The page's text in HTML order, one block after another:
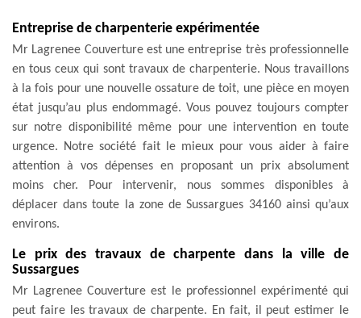
Entreprise de charpenterie expérimentée
Mr Lagrenee Couverture est une entreprise très professionnelle
en tous ceux qui sont travaux de charpenterie. Nous travaillons
à la fois pour une nouvelle ossature de toit, une pièce en moyen
état jusqu’au plus endommagé. Vous pouvez toujours compter
sur notre disponibilité même pour une intervention en toute
urgence. Notre société fait le mieux pour vous aider à faire
attention à vos dépenses en proposant un prix absolument
moins cher. Pour intervenir, nous sommes disponibles à
déplacer dans toute la zone de Sussargues 34160 ainsi qu’aux
environs.
Le prix des travaux de charpente dans la ville de
Sussargues
Mr Lagrenee Couverture est le professionnel expérimenté qui
peut faire les travaux de charpente. En fait, il peut estimer le